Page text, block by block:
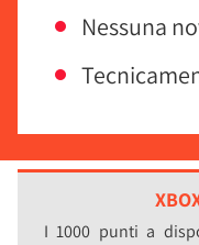
Nessuna
I 1000 punti a